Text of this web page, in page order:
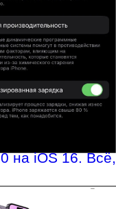
на iOS 16. Всё,